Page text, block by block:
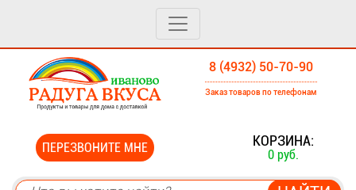
8 (4932) 50-70-90
Заказ товаров по телефонам
ПЕРЕЗВОНИТЕ МНЕ КОРЗИНА:
0 руб.